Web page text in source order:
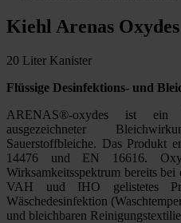
Kiehl Arenas Oxydes
20 Liter Kanister
Flüssige Desinfektions- und
ARENAS®-oxydes ist ein
ausgezeichneter
Sauerstoffbleiche. Das Produkt
14476 und EN 16616.
Wirksamkeitsspektrum bereits
VAH uud IHO gelistetes
Wäschedesinfektion
und bleichbaren